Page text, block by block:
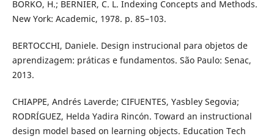
BORKO, H.; BERNIER, C. L. Indexing Concepts and Methods.
New York: Academic, 1978. p. 85–103.
BERTOCCHI, Daniele. Design instrucional para objetos de
aprendizagem: práticas e fundamentos. São Paulo: Senac,
2013.
CHIAPPE, Andrés Laverde; CIFUENTES, Yasbley Segovia;
RODRÍGUEZ, Helda Yadira Rincón. Toward an instructional
design model based on learning objects. Education Tech